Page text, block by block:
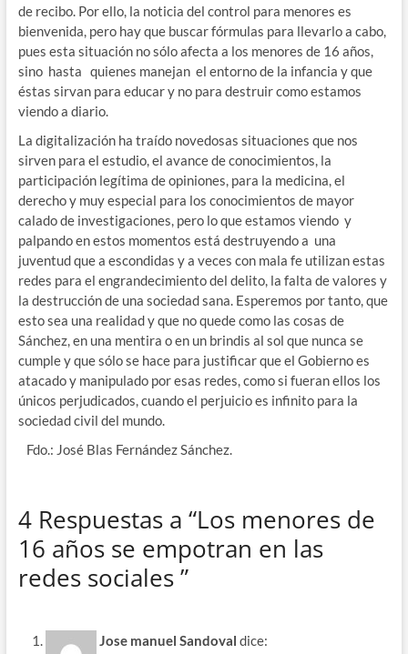
de recibo. Por ello, la noticia del control para menores es
bienvenida, pero hay que buscar fórmulas para llevarlo a cabo,
pues esta situación no sólo afecta a los menores de 16 años,
sino hasta quienes manejan el entorno de la infancia y que
éstas sirvan para educar y no para destruir como estamos
viendo a diario.
La digitalización ha traído novedosas situaciones que nos
sirven para el estudio, el avance de conocimientos, la
participación legítima de opiniones, para la medicina, el
derecho y muy especial para los conocimientos de mayor
calado de investigaciones, pero lo que estamos viendo y
palpando en estos momentos está destruyendo a una
juventud que a escondidas y a veces con mala fe utilizan estas
redes para el engrandecimiento del delito, la falta de valores y
la destrucción de una sociedad sana. Esperemos por tanto, que
esto sea una realidad y que no quede como las cosas de
Sánchez, en una mentira o en un brindis al sol que nunca se
cumple y que sólo se hace para justificar que el Gobierno es
atacado y manipulado por esas redes, como si fueran ellos los
únicos perjudicados, cuando el perjuicio es infinito para la
sociedad civil del mundo.
Fdo.: José Blas Fernández Sánchez.
4 Respuestas a “Los menores de
16 años se empotran en las
redes sociales ”
Jose manuel Sandoval dice: